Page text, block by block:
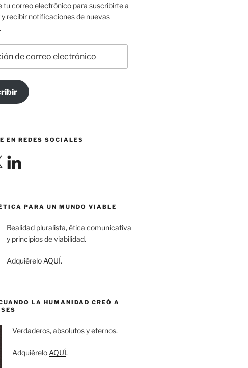
tu correo electrónico para suscribirte a
y recibir notificaciones de nuevas
EN REDES SOCIALES
LinkedIn
PARA UN MUNDO VIABLE
Realidad pluralista, ética comunicativa
y principios de viabilidad.
Adquiérelo AQUÍ.
LA HUMANIDAD CREÓ A
Verdaderos, absolutos y eternos.
Adquiérelo AQUÍ.